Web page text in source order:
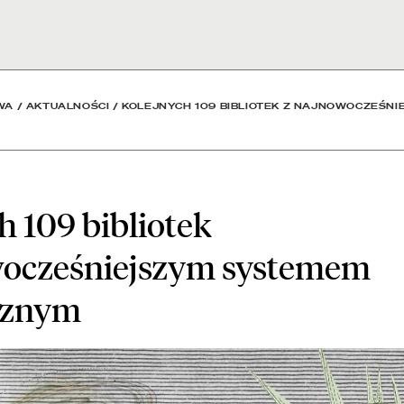
/ AKTUALNOŚCI /KOLEJNYCH 109 BIBLIOTEK Z
109 bibliotek
systemem